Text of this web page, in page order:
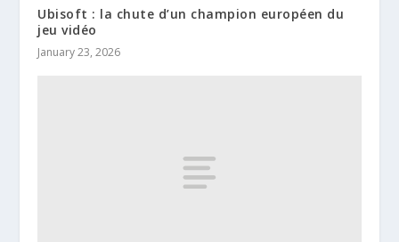
Ubisoft : la chute d’un champion européen du
jeu vidéo
January 23, 2026